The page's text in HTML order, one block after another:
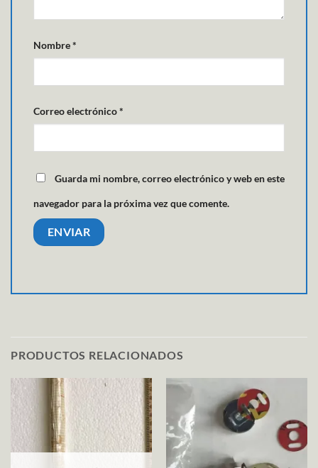
Nombre*
Correo electrónico*
Guarda mi nombre, correo electrónico y web en este
navegador para la próxima vez que comente.
PRODUCTOS RELACIONADOS